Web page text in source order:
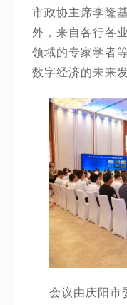
市政协主席李隆
外，来自各行各
领域的专家学者
数字经济的未来
会议由庆阳市